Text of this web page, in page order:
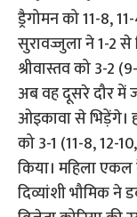
ड्रैगोमन को 11-8,
सुरावज्जुला ने 1-2
श्रीवास्तव को 3-2
अब वह दूसरे दौर में
ओइकावा से भिड़ेंगे।
को 3-1 (11-8, 12-
किया। महिला
दिव्यांशी भौमिक ने